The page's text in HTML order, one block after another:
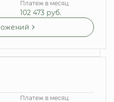
Платеж в месяц
102 473 руб.
Платеж в месяц